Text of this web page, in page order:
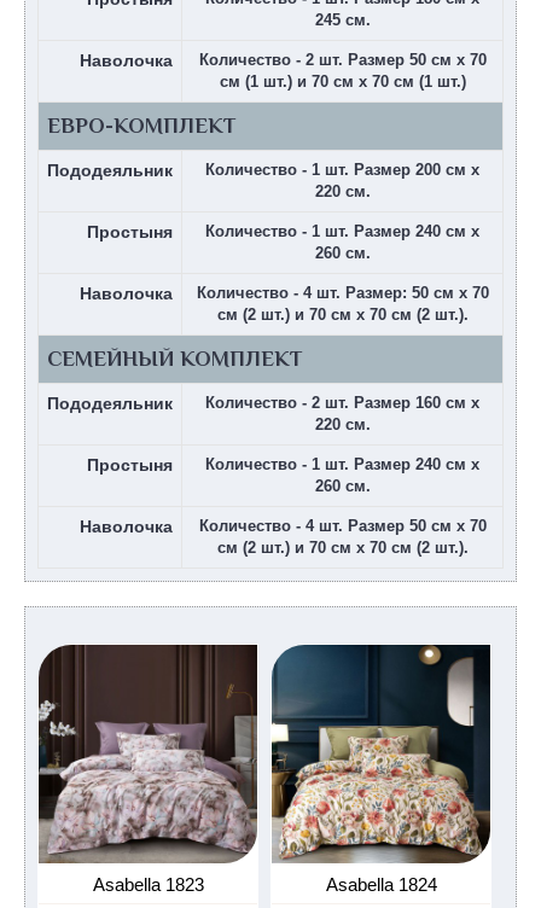
245 см.
Наволочка
Количество - 2 шт. Размер 50 см х 70
см (1 шт.) и 70 см х 70 см (1 шт.)
ЕВРО-КОМПЛЕКТ
Пододеяльник
Количество - 1 шт. Размер 200 см х
220 см.
Простыня
Количество - 1 шт. Размер 240 см х
260 см.
Наволочка
Количество - 4 шт. Размер: 50 см х 70
см (2 шт.) и 70 см х 70 см (2 шт.).
СЕМЕЙНЫЙ КОМПЛЕКТ
Пододеяльник
Количество - 2 шт. Размер 160 см х
220 см.
Простыня
Количество - 1 шт. Размер 240 см х
260 см.
Наволочка
Количество - 4 шт. Размер 50 см х 70
см (2 шт.) и 70 см х 70 см (2 шт.).
Asabella 1823 Asabella 1824